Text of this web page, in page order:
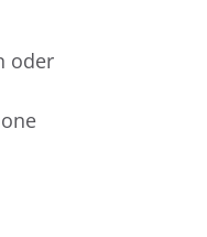
oder